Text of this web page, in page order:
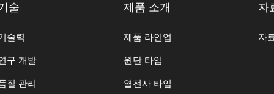
술
술력
구 개발
질 관리
제품 소개
제품 라인업
원단 타입
열전사 타입
자
자